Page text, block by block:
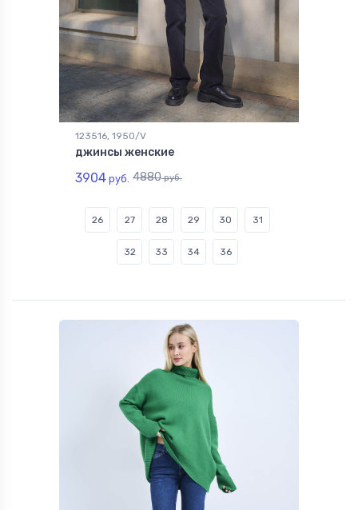
123516, 1950/V
джинсы женские
3904 руб. 4880руб.
26 27 28 29 30 31
32 33 34 36